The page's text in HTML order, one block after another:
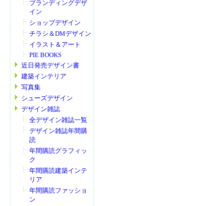
ブランディングデザ
イン
ショップデザイン
チラシ＆DMデザイン
イラスト＆アート
PIE BOOKS
近日発売デザイン書
建築インテリア
写真集
シューズデザイン
デザイン雑誌
全デザイン雑誌一覧
デザイン雑誌年間購
読
年間購読グラフィッ
ク
年間購読建築インテ
リア
年間購読ファッショ
ン